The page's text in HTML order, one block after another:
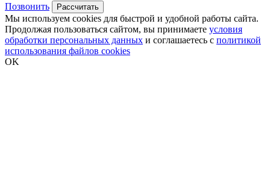
Позвонить Рассчитать
Мы используем cookies для быстрой и удобной работы сайта.
Продолжая пользоваться сайтом, вы принимаете условия
обработки персональных данных и соглашаетесь с политикой
использования файлов cookies
OK